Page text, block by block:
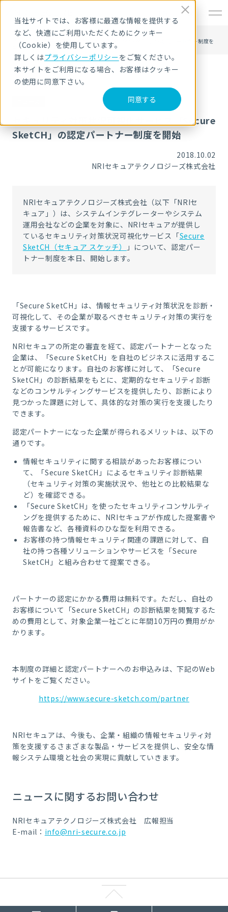
当社サイトでは、お客様に最適な情報を提供する
など、快適にご利用いただくためにクッキー
（Cookie）を使用しています。
詳しくはプライバシーポリシーをご覧ください。
本サイトをご利用になる場合、お客様はクッキー
の使用に同意下さい。
同意する
HOME
ニュース・トピックス
セキュリティ対策状況可視化サービス「Secure SketCH」の認定パートナー制度を
開始
セキュリティ対策状況可視化サービス「Secure
SketCH」の認定パートナー制度を開始
2018.10.02
NRIセキュアテクノロジーズ株式会社
NRIセキュアテクノロジーズ株式会社（以下「NRIセ
キュア」）は、システムインテグレーターやシステム
運用会社などの企業を対象に、NRIセキュアが提供し
ているセキュリティ対策状況可視化サービス「Secure
SketCH（セキュア スケッチ）
」について、認定パー
トナー制度を本日、開始します。
「Secure SketCH」は、情報セキュリティ対策状況を診断・
可視化して、その企業が取るべきセキュリティ対策の実行を
支援するサービスです。
NRIセキュアの所定の審査を経て、認定パートナーとなった
企業は、「Secure SketCH」を自社のビジネスに活用するこ
とが可能になります。自社のお客様に対して、「Secure
SketCH」の診断結果をもとに、定期的なセキュリティ診断
などのコンサルティングサービスを提供したり、診断により
見つかった課題に対して、具体的な対策の実行を支援したり
できます。
認定パートナーになった企業が得られるメリットは、以下の
通りです。
情報セキュリティに関する相談があったお客様につい
て、「Secure SketCH」によるセキュリティ診断結果
（セキュリティ対策の実施状況や、他社との比較結果な
ど）を確認できる。
「Secure SketCH」を使ったセキュリティコンサルティ
ングを提供するために、NRIセキュアが作成した提案書や
報告書など、各種資料のひな型を利用できる。
お客様の持つ情報セキュリティ関連の課題に対して、自
社の持つ各種ソリューションやサービスを「Secure
SketCH」と組み合わせて提案できる。
パートナーの認定にかかる費用は無料です。ただし、自社の
お客様について「Secure SketCH」の診断結果を閲覧するた
めの費用として、対象企業一社ごとに年間10万円の費用がか
かります。
本制度の詳細と認定パートナーへのお申込みは、下記のWeb
サイトをご覧ください。
https://www.secure-sketch.com/partner
NRIセキュアは、今後も、企業・組織の情報セキュリティ対
策を支援するさまざまな製品・サービスを提供し、安全な情
報システム環境と社会の実現に貢献していきます。
ニュースに関するお問い合わせ
NRIセキュアテクノロジーズ株式会社 広報担当
E-mail： info@nri-secure.co.jp